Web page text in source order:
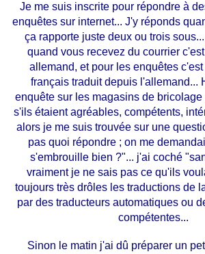
Je me suis inscrite pour répondre à
enquêtes sur internet... J'y réponds
ça rapporte juste deux ou trois
quand vous recevez du courrier
allemand, et pour les enquêtes
français traduit depuis l'allemand...
enquête sur les magasins de
s'ils étaient agréables, compétents,
alors je me suis trouvée sur une
pas quoi répondre ; on me
s'embrouille bien ?"... j'ai coché
vraiment je ne sais pas ce qu'ils
toujours très drôles les traductions de
par des traducteurs automatiques ou
compétentes...
Sinon le matin j'ai dû préparer un